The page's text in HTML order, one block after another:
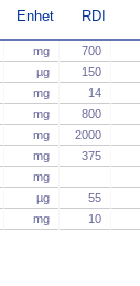
Enhet RDI
mg 700
µg 150
mg 14
mg 800
mg 2000
mg 375
mg
µg 55
mg 10